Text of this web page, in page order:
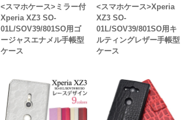
<スマホケース>ミラー付
Xperia XZ3 SO-
01L/SOV39/801SO用ゴ
ージャスエナメル手帳型
ケース
<スマホケース>Xperia
XZ3 SO-
01L/SOV39/801SO用キ
ルティングレザー手帳型
ケース